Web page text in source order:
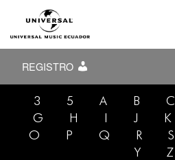
REGISTRO
3 5 A B C
G
H I J K
O
P Q R S
Y
Z